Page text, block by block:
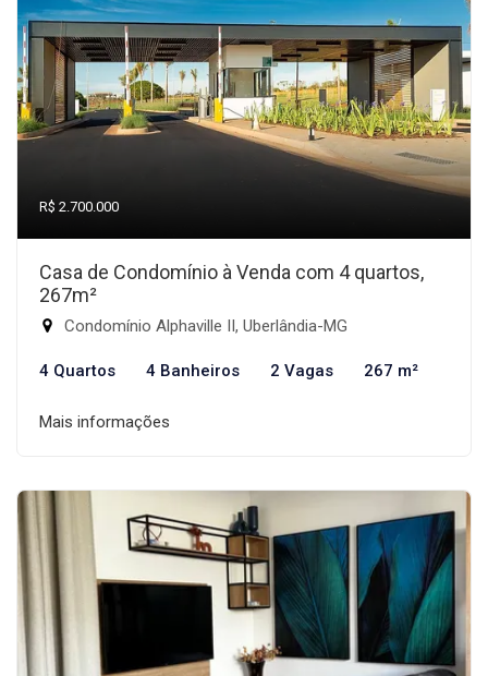
R$ 2.700.000
Casa de Condomínio à Venda com 4 quartos,
267m²
Condomínio Alphaville II, Uberlândia-MG
4 Quartos 4 Banheiros 2 Vagas 267 m²
Mais informações